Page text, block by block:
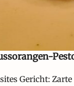
Gericht: